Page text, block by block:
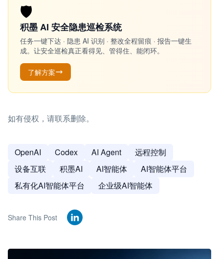
🛡️
积墨 AI 安全隐患巡检系统
任务一键下达 · 隐患 AI 识别 · 整改全程留痕 · 报告一键生
成。让安全巡检真正看得见、管得住、能闭环。
了解方案
如有侵权，请联系删除。
OpenAI Codex AI Agent
远程控制
设备互联
积墨AI AI智能体
AI智能体平台
私有化AI智能体平台
企业级AI智能体
Share This Post